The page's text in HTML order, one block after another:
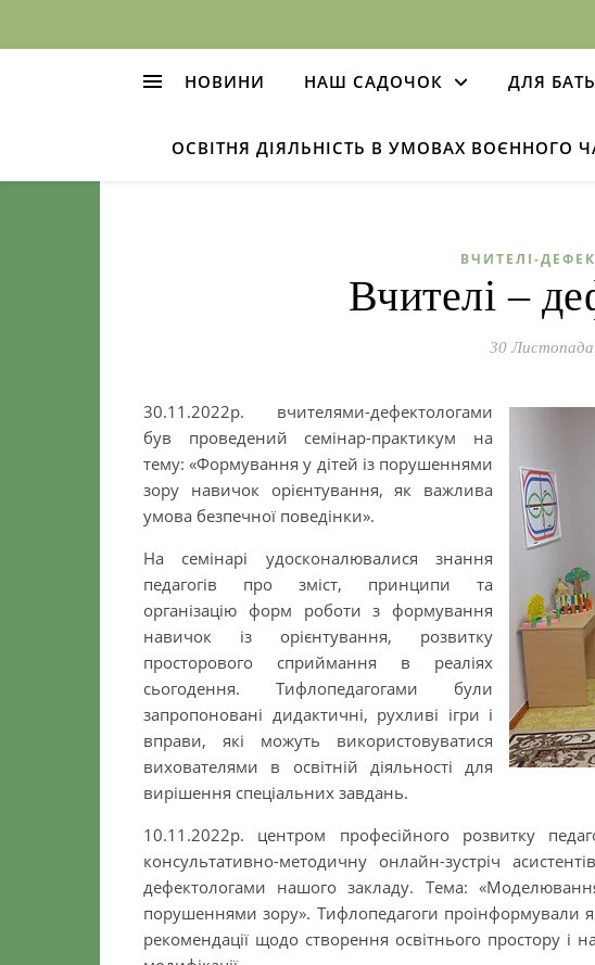
НОВИНИ НАШ САДОЧОК ДЛЯ
ОСВІТНЯ ДІЯЛЬНІСТЬ В УМОВАХ ВОЄННОГО
ВЧИТЕЛІ-
Вчителі –
30
30.11.2022р. вчителями-дефектологами
був проведений семінар-практикум на
тему: «Формування у дітей із порушеннями
зору навичок орієнтування, як важлива
умова безпечної поведінки».
На семінарі удосконалювалися знання
педагогів про зміст, принципи та
організацію форм роботи з формування
навичок із орієнтування, розвитку
просторового сприймання в реаліях
сьогодення. Тифлопедагогами були
запропоновані дидактичні, рухливі ігри і
вправи, які можуть використовуватися
вихователями в освітній діяльності для
вирішення спеціальних завдань.
10.11.2022р. центром професійного розвитку
консультативно-методичну онлайн-зустріч
дефектологами нашого закладу. Тема:
порушеннями зору». Тифлопедагоги
рекомендації щодо створення освітнього простору і